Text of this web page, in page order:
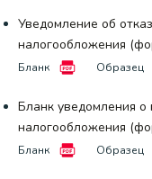
Уведомление об
налогообложения
Бланк Образец
Бланк уведомления
налогообложения
Бланк Образец